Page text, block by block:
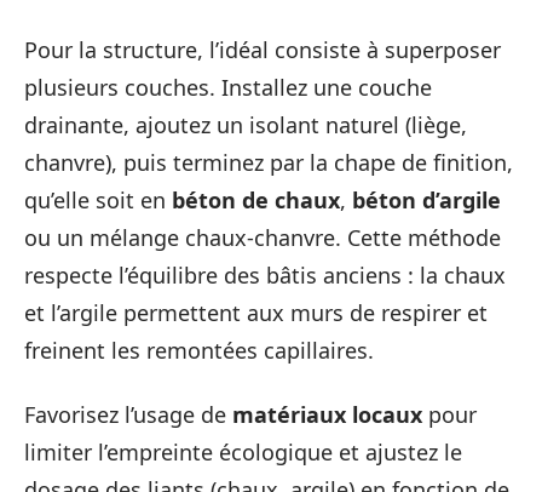
Pour la structure, l’idéal consiste à superposer
plusieurs couches. Installez une couche
drainante, ajoutez un isolant naturel (liège,
chanvre), puis terminez par la chape de finition,
qu’elle soit en béton de chaux, béton d’argile
ou un mélange chaux-chanvre. Cette méthode
respecte l’équilibre des bâtis anciens : la chaux
et l’argile permettent aux murs de respirer et
freinent les remontées capillaires.
Favorisez l’usage de matériaux locaux pour
limiter l’empreinte écologique et ajustez le